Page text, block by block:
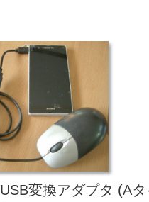
変換アダプタ (A